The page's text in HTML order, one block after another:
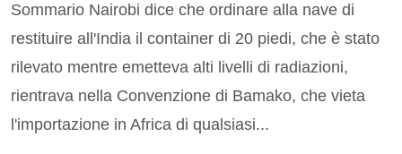
Sommario Nairobi dice che ordinare alla nave di
restituire all'India il container di 20 piedi, che è stato
rilevato mentre emetteva alti livelli di radiazioni,
rientrava nella Convenzione di Bamako, che vieta
l'importazione in Africa di qualsiasi...